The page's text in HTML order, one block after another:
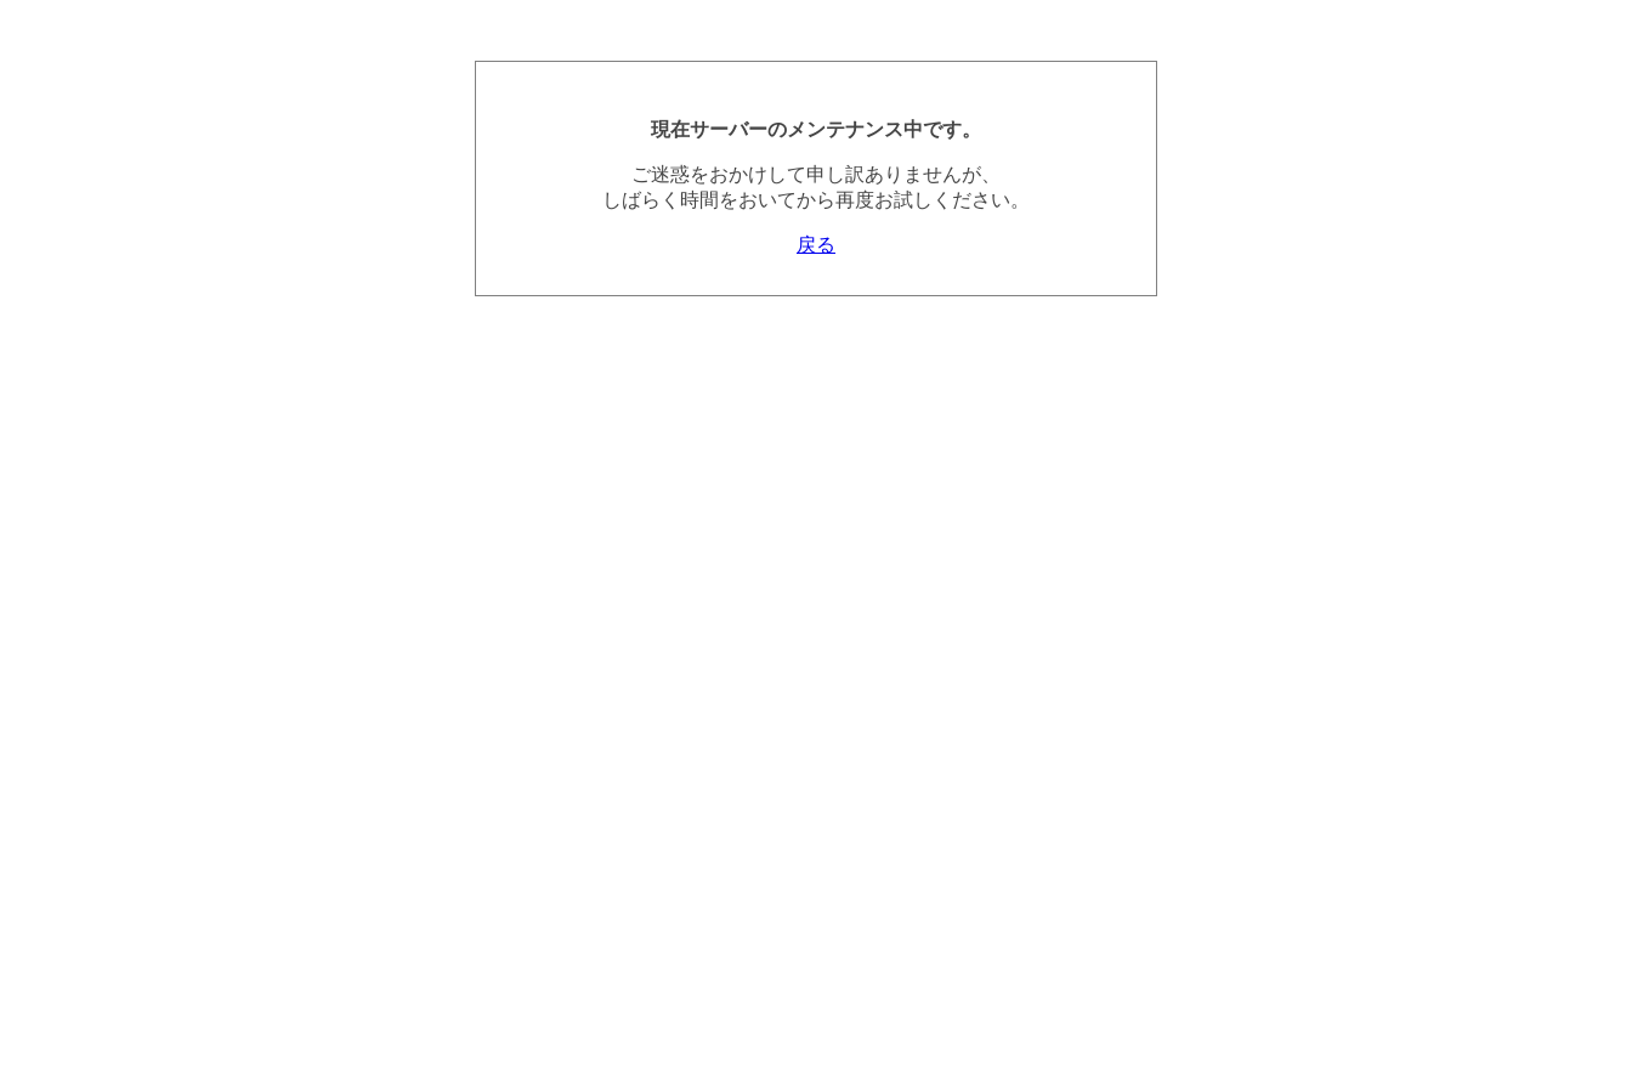
現在サーバーのメンテナンス中です。
ご迷惑をおかけして申し訳ありませんが、
しばらく時間をおいてから再度お試しください。
戻る